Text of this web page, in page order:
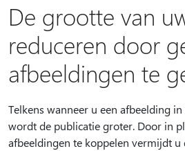
De grootte van
reduceren door
afbeeldingen te
Telkens wanneer u een afbeelding
wordt de publicatie groter. Door in
afbeeldingen te koppelen vermijdt